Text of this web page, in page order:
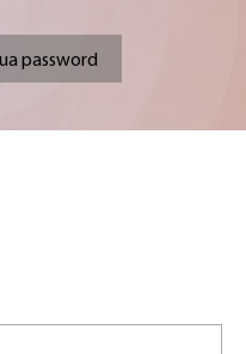
password